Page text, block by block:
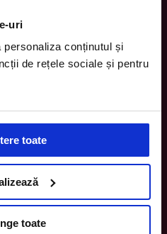
uri
conținutul și
de rețele sociale și pentru
toate
toate